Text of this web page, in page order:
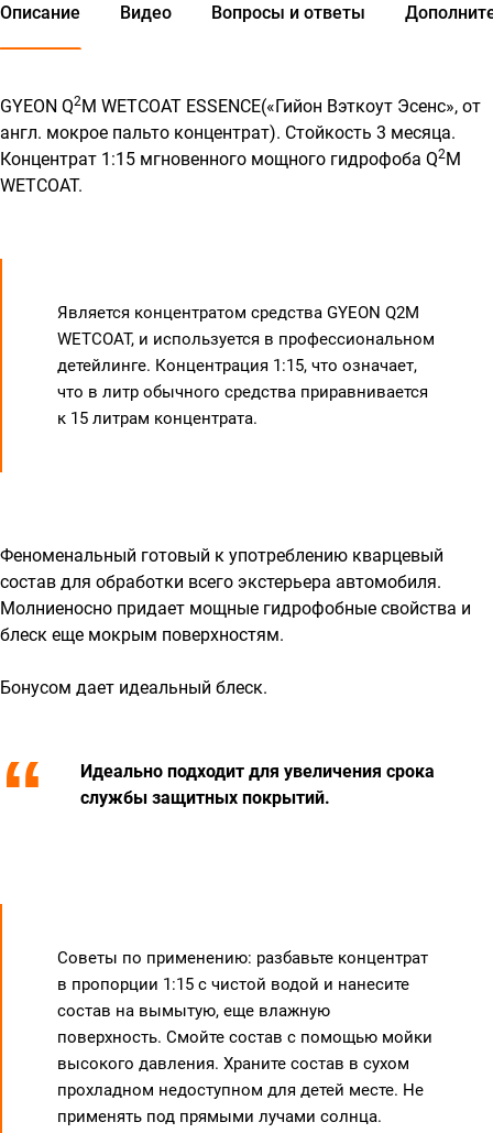
Описание Видео Вопросы и ответы
GYEON Q2M WETCOAT ESSENCE(«Гийон Вэткоут Эсенс», от
англ. мокрое пальто концентрат). Стойкость 3 месяца.
Концентрат 1:15 мгновенного мощного гидрофоба Q2M
WETCOAT.
Является концентратом средства GYEON Q2M
WETCOAT, и используется в профессиональном
детейлинге. Концентрация 1:15, что означает,
что в литр обычного средства приравнивается
к 15 литрам концентрата.
Феноменальный готовый к употреблению кварцевый
состав для обработки всего экстерьера автомобиля.
Молниеносно придает мощные гидрофобные свойства и
блеск еще мокрым поверхностям.
Бонусом дает идеальный блеск.
Идеально подходит для увеличения срока
службы защитных покрытий.
Советы по применению: разбавьте концентрат
в пропорции 1:15 с чистой водой и нанесите
состав на вымытую, еще влажную
поверхность. Смойте состав с помощью мойки
высокого давления. Храните состав в сухом
прохладном недоступном для детей месте. Не
применять под прямыми лучами солнца.